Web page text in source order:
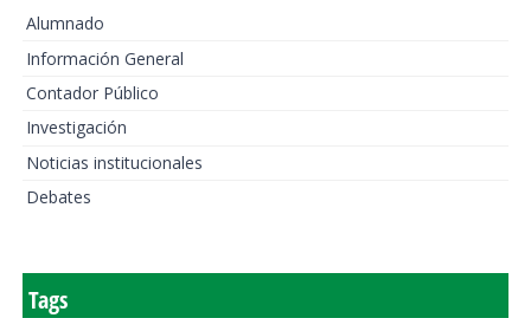
Alumnado
Información General
Contador Público
Investigación
Noticias institucionales
Debates
Tags